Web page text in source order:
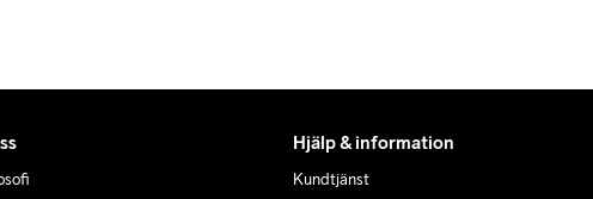
Hjälp & information
Kundtjänst